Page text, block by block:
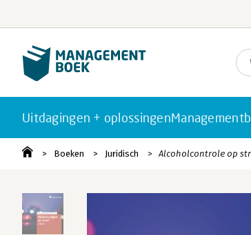
Uitdagingen + oplossingen
Boeken Juridisch Alcoholcontrole op